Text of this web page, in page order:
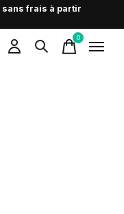
sans frais à partir
0items